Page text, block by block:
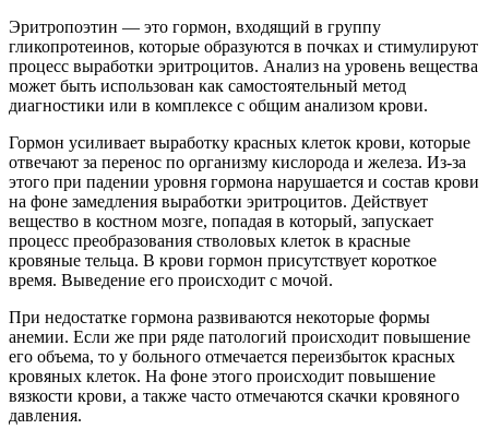
Эритропоэтин — это гормон, входящий в группу
гликопротеинов, которые образуются в почках и стимулируют
процесс выработки эритроцитов. Анализ на уровень вещества
может быть использован как самостоятельный метод
диагностики или в комплексе с общим анализом крови.
Гормон усиливает выработку красных клеток крови, которые
отвечают за перенос по организму кислорода и железа. Из-за
этого при падении уровня гормона нарушается и состав крови
на фоне замедления выработки эритроцитов. Действует
вещество в костном мозге, попадая в который, запускает
процесс преобразования стволовых клеток в красные
кровяные тельца. В крови гормон присутствует короткое
время. Выведение его происходит с мочой.
При недостатке гормона развиваются некоторые формы
анемии. Если же при ряде патологий происходит повышение
его объема, то у больного отмечается переизбыток красных
кровяных клеток. На фоне этого происходит повышение
вязкости крови, а также часто отмечаются скачки кровяного
давления.